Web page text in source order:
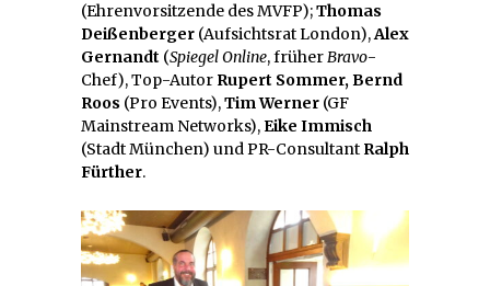
(Ehrenvorsitzende des MVFP);Thomas
Deißenberger (Aufsichtsrat London),Alex
Gernandt (Spiegel Online, früherBravo-
Chef), Top-Autor Rupert Sommer,Bernd
Roos (Pro Events),Tim Werner (GF
Mainstream Networks),Eike Immisch
(Stadt München) und PR-Consultant Ralph
Fürther.